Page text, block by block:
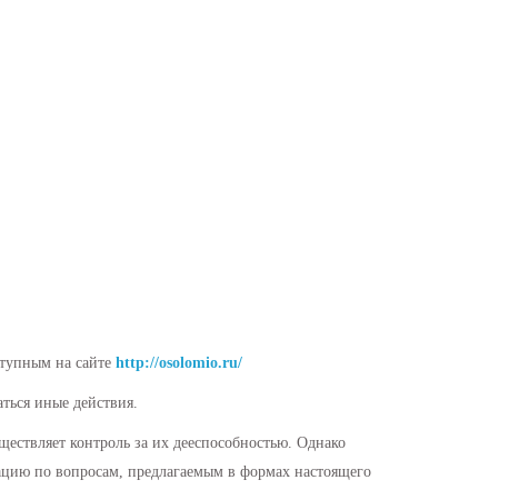
на сайте http://osolomio.ru/
иные действия.
контроль за их дееспособностью. Однако
по вопросам, предлагаемым в формах настоящего